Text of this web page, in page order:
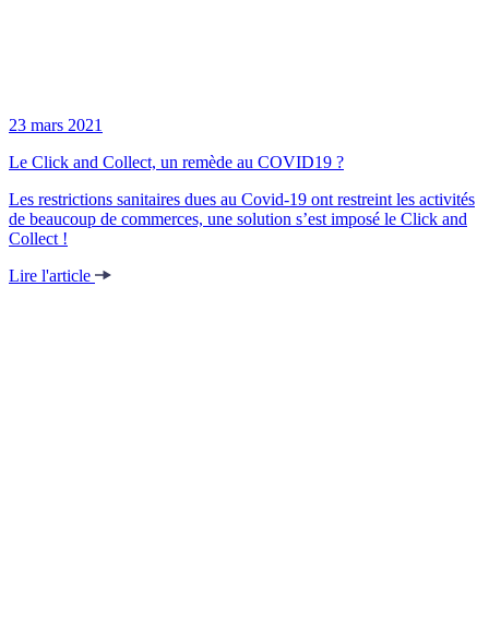
23 mars 2021
Le Click and Collect, un remède au COVID19 ?
Les restrictions sanitaires dues au Covid-19 ont restreint les activités
de beaucoup de commerces, une solution s’est imposé le Click and
Collect !
Lire l'article